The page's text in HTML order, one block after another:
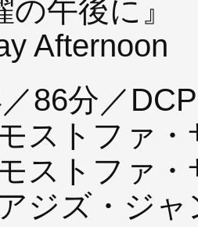
午後に』
Afternoon
86分／
ストファ
ストファ
ジズ・ジ